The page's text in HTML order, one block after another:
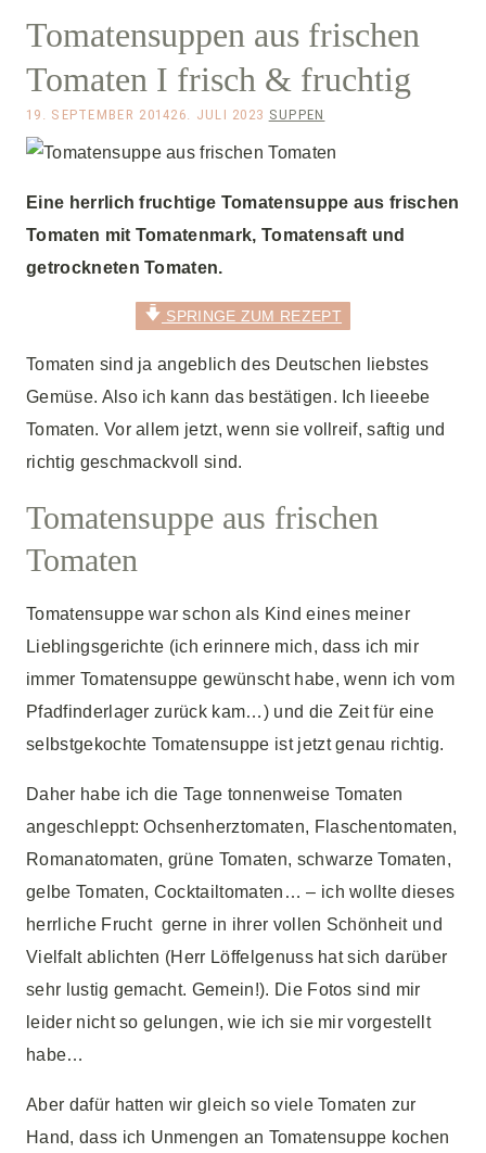
Tomatensuppen aus frischen
Tomaten I frisch & fruchtig
19. SEPTEMBER 201426. JULI 2023 SUPPEN
Eine herrlich fruchtige Tomatensuppe aus frischen
Tomaten mit Tomatenmark, Tomatensaft und
getrockneten Tomaten.
SPRINGE ZUM REZEPT
Tomaten sind ja angeblich des Deutschen liebstes
Gemüse. Also ich kann das bestätigen. Ich lieeebe
Tomaten. Vor allem jetzt, wenn sie vollreif, saftig und
richtig geschmackvoll sind.
Tomatensuppe aus frischen
Tomaten
Tomatensuppe war schon als Kind eines meiner
Lieblingsgerichte (ich erinnere mich, dass ich mir
immer Tomatensuppe gewünscht habe, wenn ich vom
Pfadfinderlager zurück kam…) und die Zeit für eine
selbstgekochte Tomatensuppe ist jetzt genau richtig.
Daher habe ich die Tage tonnenweise Tomaten
angeschleppt: Ochsenherztomaten, Flaschentomaten,
Romanatomaten, grüne Tomaten, schwarze Tomaten,
gelbe Tomaten, Cocktailtomaten… – ich wollte dieses
herrliche Frucht gerne in ihrer vollen Schönheit und
Vielfalt ablichten (Herr Löffelgenuss hat sich darüber
sehr lustig gemacht. Gemein!). Die Fotos sind mir
leider nicht so gelungen, wie ich sie mir vorgestellt
habe…
Aber dafür hatten wir gleich so viele Tomaten zur
Hand, dass ich Unmengen an Tomatensuppe kochen